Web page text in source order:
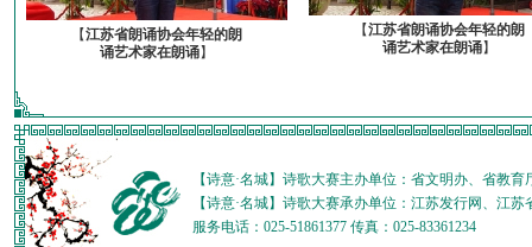
【江苏省朗诵协会年轻的朗
诵艺术家在朗诵】
【江苏省朗诵协会年轻的朗
诵艺术家在朗诵】
【诗意·名城】诗歌大赛主办单位：省文明办、省教
【诗意·名城】诗歌大赛承办单位：江苏发行网、江
服务电话：025-51861377 传真：025-83361234